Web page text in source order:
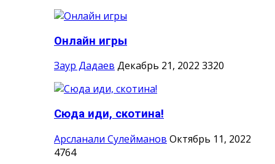
Онлайн игры
Заур Дадаев Декабрь 21, 2022 3320
Сюда иди, скотина!
Арсланали Сулейманов Октябрь 11, 2022
4764